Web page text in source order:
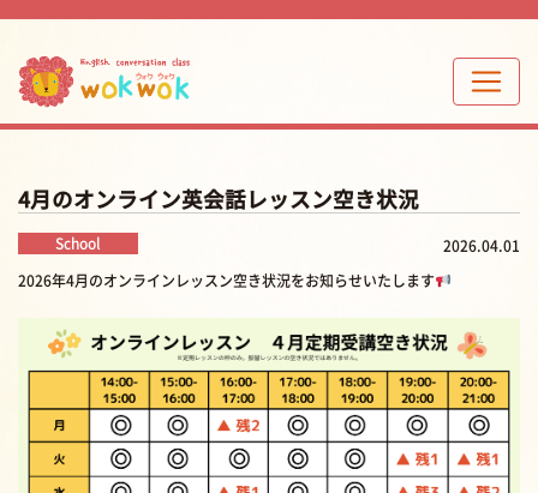
4月のオンライン英会話レッスン空き状況
School 2026.04.01
2026年4月のオンラインレッスン空き状況をお知らせいたします